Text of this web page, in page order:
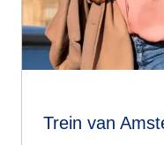
Trein van